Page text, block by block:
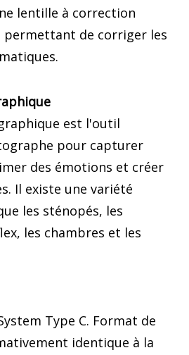
lentille à correction
permettant de corriger les
est l'outil
pour capturer
des émotions et créer
Il existe une variété
les sténopés, les
les chambres et les
Type C. Format de
identique à la